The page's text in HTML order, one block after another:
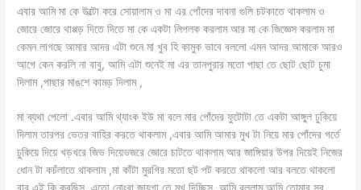
এবার আমি মা কে উল্টো করে সোয়ালাম ও মা এর পোঁদের দাবনা গুলি চটকাতে থাকলাম ও
জোরে জোরে থাপ্পড় দিতে দিতে মা কে একটা লিপলক করলাম আর মা কে জিজ্ঞেস করলাম মা
কেমন লাগছে আমার আদর এটা শুনে মা খুব হি কামুক ভাবে বললো এমন আদর আমাকে আরও
আগে কেন করলি না বাবু, আমি এটা শুনেই মা এর তানপুরার মতো পাছা তে ছোট ছোট চুমা
দিলাম ,পাছার মাঙশে কামড় দিলাম ,
মা ব্যথা পেলো .এবার আমি থ্যাংক ইউ মা বলে মার পোঁদের ফুটোটা তে একটা আঙ্গুল ঢুকিয়ে
দিলাম তারপর ভেতর বাহির করতে থাকলাম ,এবার আমি আমার মুখ টা নিয়ে মার পোঁদের গর্তে
ঢুকিয়ে দিয়ে খড়খরে জিভ দিয়েভজরে জোরে চাটতে থাকলাম আর জাঙ্গিয়ার উপর দিয়েই নিজের
ধোন টা কচঁলাতে থাকলাম ,মা কাঁটা মুরগির মতো ছট পট করতে থাকলো আর বলতে থাকলো